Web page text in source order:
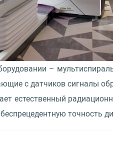
–
с датчиков сигналы
естественный
точность